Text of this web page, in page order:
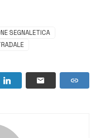
SEGNALETICA